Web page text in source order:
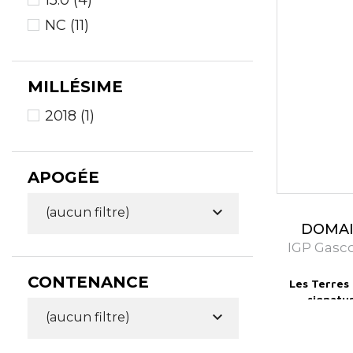
NC (11)
MILLÉSIME
2018 (1)
APOGÉE
(aucun filtre) 
CONTENANCE
(aucun filtre) 
IGP
Les Terres
florale
La robe
reflets